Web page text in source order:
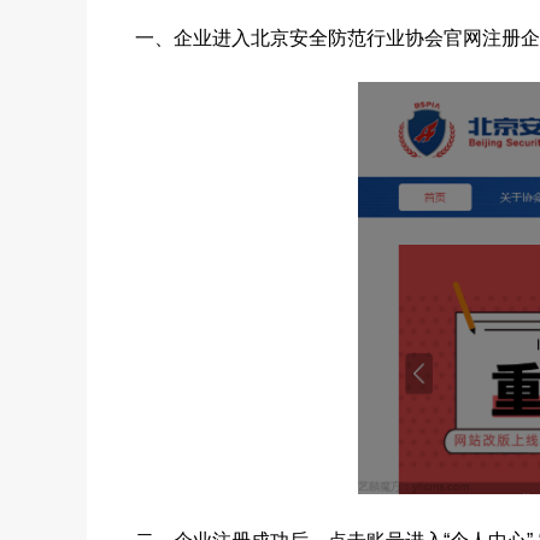
一、 企业进入北京安全防范行业协会官网注册